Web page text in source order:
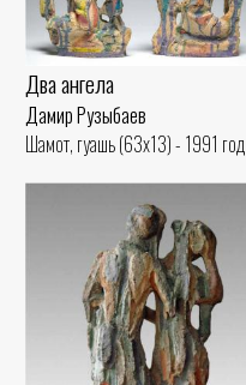
Два ангела
Дамир Рузыбаев
Шамот, гуашь (63x13) - 1991 год